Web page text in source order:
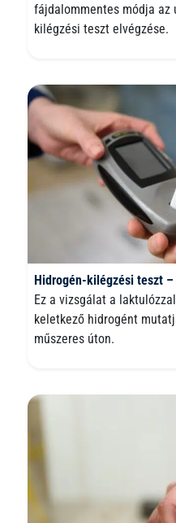
fájdalommentes módja az
kilégzési teszt elvégzése.
Hidrogén-kilégzési teszt
Ez a vizsgálat a
keletkező hidrogént
műszeres úton.